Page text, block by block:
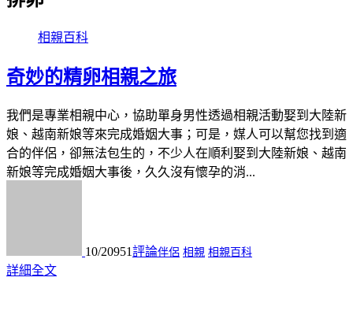
相親百科
奇妙的精卵相親之旅
我們是專業相親中心，協助單身男性透過相親活動娶到大陸新
娘、越南新娘等來完成婚姻大事；可是，媒人可以幫您找到適
合的伴侶，卻無法包生的，不少人在順利娶到大陸新娘、越南
新娘等完成婚姻大事後，久久沒有懷孕的消...
10/20951評論伴侶 相親 相親百科
詳細全文